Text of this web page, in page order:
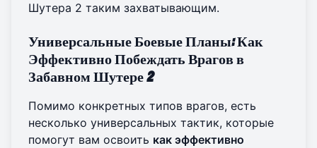
Шутера 2 таким захватывающим.
Универсальные Боевые Планы: Как
Эффективно Побеждать Врагов в
Забавном Шутере 2
Помимо конкретных типов врагов, есть
несколько универсальных тактик, которые
помогут вам освоить как эффективно